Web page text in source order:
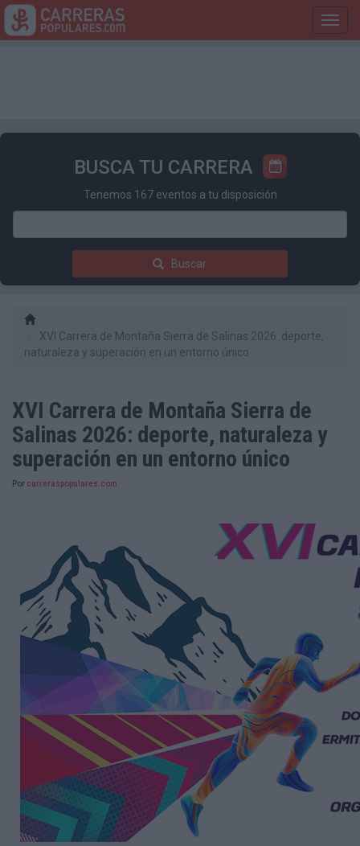
BUSCA TU CARRERA
Tenemos 167 eventos a tu disposición
Buscar
XVI Carrera de Montaña Sierra de Salinas 2026: deporte,
naturaleza y superación en un entorno único
XVI Carrera de Montaña Sierra de
Salinas 2026: deporte, naturaleza y
superación en un entorno único
Por carreraspopulares.com